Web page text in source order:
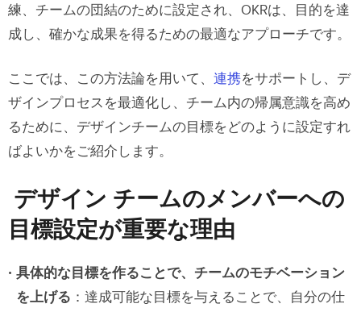
練、チームの団結のために設定され、OKRは、目的を達
成し、確かな成果を得るための最適なアプローチです。
ここでは、この方法論を用いて、 連携をサポートし、デ
ザインプロセスを最適化し、 チーム内の帰属意識を高め
るために、デザインチームの目標をどのように設定すれ
ばよいかをご紹介します。
デザイン チームのメンバーへの
目標設定が重要な理由
具体的な目標を作ることで、チームのモチベーション
を上げる ：達成可能な目標を与えることで、自分の仕